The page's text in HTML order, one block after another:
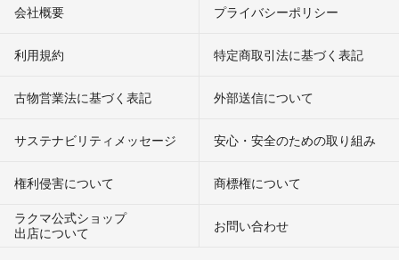
会社概要 プライバシーポリシー
利用規約 特定商取引法に基づく表記
古物営業法に基づく表記 外部送信について
サステナビリティメッセージ 安心・安全のための取り組み
権利侵害について
商標権について
ラクマ公式ショップ
出店について
お問い合わせ